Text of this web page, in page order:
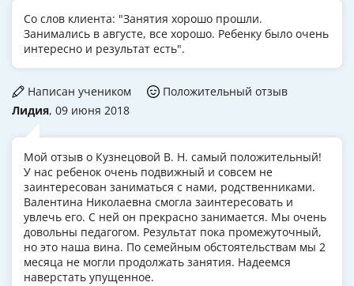
Со слов клиента: "Занятия хорошо прошли.
Занимались в августе, все хорошо. Ребенку было очень
интересно и результат есть".
Лидия, 09 июня 2018
Написан учеником Положительный отзыв
Мой отзыв о Кузнецовой В. Н. самый положительный!
У нас ребенок очень подвижный и совсем не
заинтересован заниматься с нами, родственниками.
Валентина Николаевна смогла заинтересовать и
увлечь его. С ней он прекрасно занимается. Мы очень
довольны педагогом. Результат пока промежуточный,
но это наша вина. По семейным обстоятельствам мы 2
месяца не могли продолжать занятия. Надеемся
наверстать упущенное.